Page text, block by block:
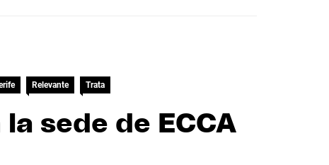
Relevante Trata
sede de ECCA